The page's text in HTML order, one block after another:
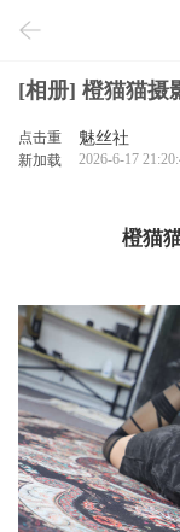
[相册] 橙猫猫摄
点击重
新加载
魅丝社
2026-6-17
橙猫